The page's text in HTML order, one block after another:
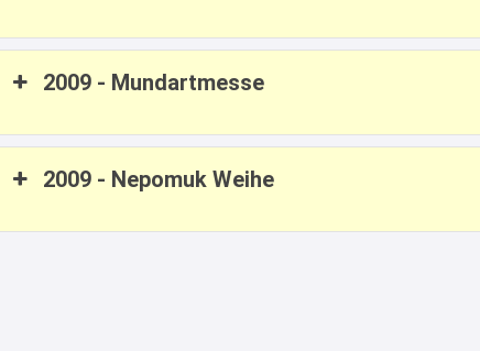
2009 - Mundartmesse
2009 - Nepomuk Weihe